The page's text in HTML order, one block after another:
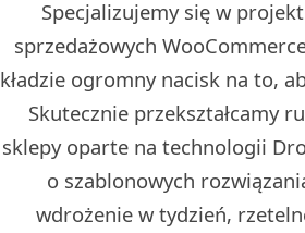
Specjalizujemy się w
sprzedażowych
kładzie ogromny nacisk na to,
Skutecznie przekształcamy
sklepy oparte na technologii
o szablonowych
wdrożenie w tydzień,